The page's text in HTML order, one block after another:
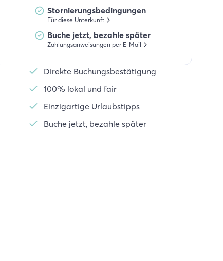
Stornierungsbedingungen
Für diese Unterkunft
Buche jetzt, bezahle später
Zahlungsanweisungen per E-Mail
Direkte Buchungsbestätigung
100% lokal und fair
Einzigartige Urlaubstipps
Buche jetzt, bezahle später